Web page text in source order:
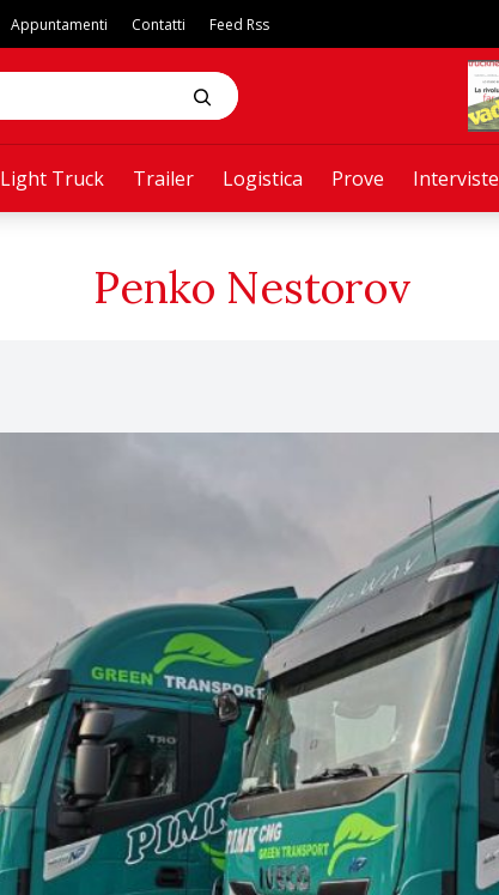
Light Truck Trailer Logistica Prove Interviste
Appuntamenti Contatti Feed Rss
Penko Nestorov